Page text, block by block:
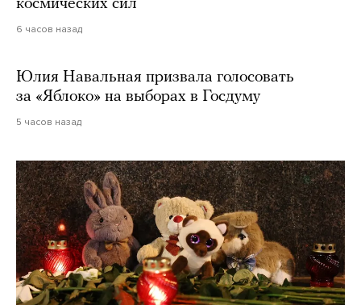
космических сил
6 часов назад
Юлия Навальная призвала голосовать
за «Яблоко» на выборах в Госдуму
5 часов назад